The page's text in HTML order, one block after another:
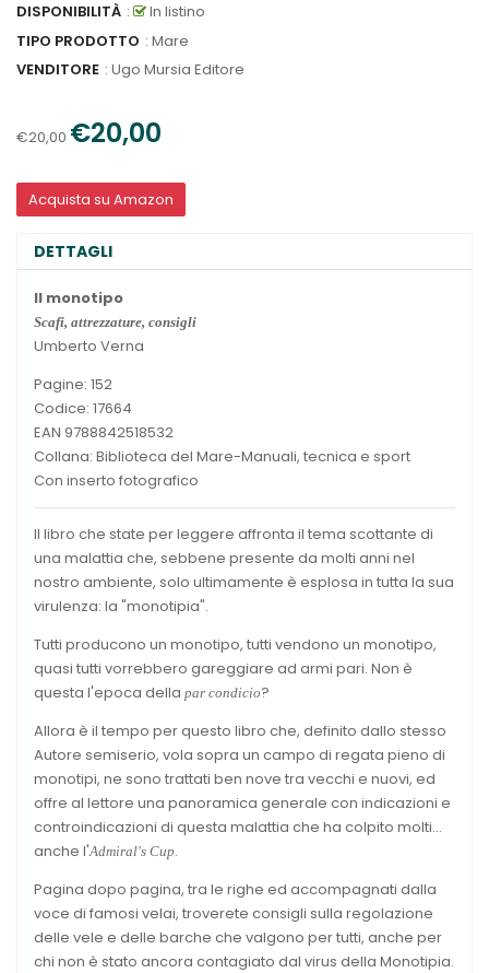
DISPONIBILITÀ :
In listino
TIPO PRODOTTO : Mare
VENDITORE : Ugo Mursia Editore
€20,00 €20,00
Acquista su Amazon
DETTAGLI
Il monotipo
Scafi, attrezzature, consigli
Umberto Verna
Pagine: 152
Codice: 17664
EAN 9788842518532
Collana: Biblioteca del Mare-Manuali, tecnica e sport
Con inserto fotografico
Il libro che state per leggere affronta il tema scottante di
una malattia che, sebbene presente da molti anni nel
nostro ambiente, solo ultimamente è esplosa in tutta la sua
virulenza: la "monotipia".
Tutti producono un monotipo, tutti vendono un monotipo,
quasi tutti vorrebbero gareggiare ad armi pari. Non è
questa l'epoca della par condicio?
Allora è il tempo per questo libro che, definito dallo stesso
Autore semiserio, vola sopra un campo di regata pieno di
monotipi, ne sono trattati ben nove tra vecchi e nuovi, ed
offre al lettore una panoramica generale con indicazioni e
controindicazioni di questa malattia che ha colpito molti...
anche l'Admiral's Cup.
Pagina dopo pagina, tra le righe ed accompagnati dalla
voce di famosi velai, troverete consigli sulla regolazione
delle vele e delle barche che valgono per tutti, anche per
chi non è stato ancora contagiato dal virus della Monotipia.